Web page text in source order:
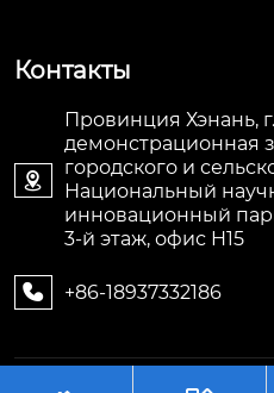
Контакты

Провинция Хэнань,
демонстрационная
городского и
Национальный
инновационный
3-й этаж, офис H15
 +86-18937332186